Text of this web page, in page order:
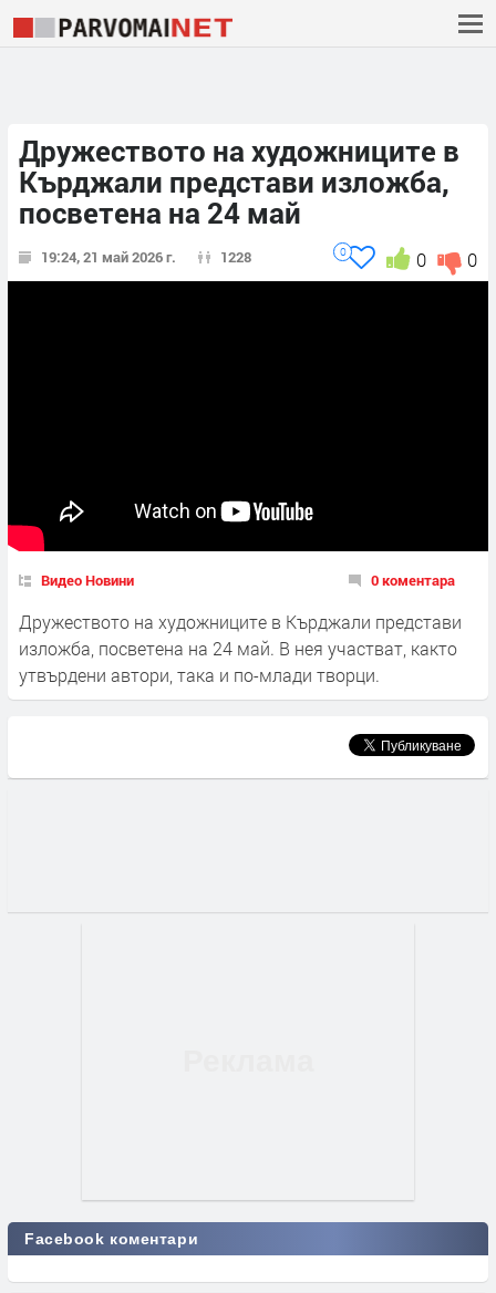
Дружеството на художниците в
Кърджали представи изложба,
посветена на 24 май
19:24, 21 май 2026 г. 1228 0
0
0
Видео Новини 0 коментара
Дружеството на художниците в Кърджали представи
изложба, посветена на 24 май. В нея участват, както
утвърдени автори, така и по-млади творци.
Facebook коментари